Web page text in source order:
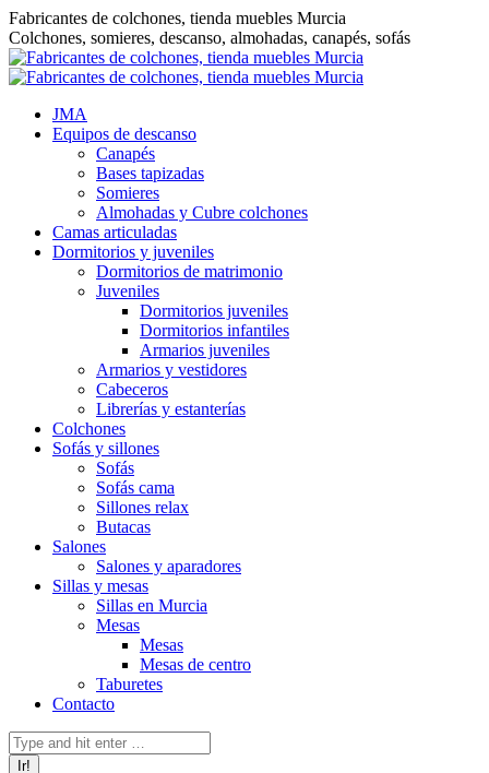
Saltar
al
contenido
Fabricantes de colchones, tienda muebles Murcia
Colchones, somieres, descanso, almohadas, canapés, sofás
JMA
Equipos de descanso
Canapés
Bases tapizadas
Somieres
Almohadas y Cubre colchones
Camas articuladas
Dormitorios y juveniles
Dormitorios de matrimonio
Juveniles
Dormitorios juveniles
Dormitorios infantiles
Armarios juveniles
Armarios y vestidores
Cabeceros
Librerías y estanterías
Colchones
Sofás y sillones
Sofás
Sofás cama
Sillones relax
Butacas
Salones
Salones y aparadores
Sillas y mesas
Sillas en Murcia
Mesas
Mesas
Mesas de centro
Taburetes
Contacto
Buscar: